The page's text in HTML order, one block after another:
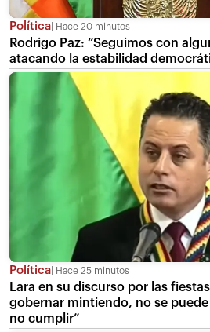
Política Hace 20 minutos
Rodrigo Paz: “Seguimos con
atacando la estabilidad
Política Hace 25 minutos
Lara en su discurso por las
gobernar mintiendo, no se
no cumplir”